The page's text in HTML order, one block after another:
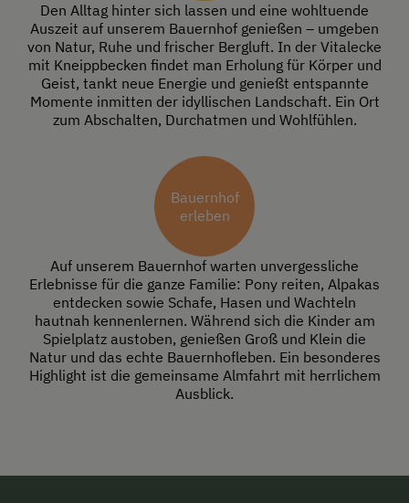
Den Alltag hinter sich lassen und eine wohltuende
Auszeit auf unserem Bauernhof genießen – umgeben
von Natur, Ruhe und frischer Bergluft. In der Vitalecke
mit Kneippbecken findet man Erholung für Körper und
Geist, tankt neue Energie und genießt entspannte
Momente inmitten der idyllischen Landschaft. Ein Ort
zum Abschalten, Durchatmen und Wohlfühlen.
Bauernhof
erleben
Auf unserem Bauernhof warten unvergessliche
Erlebnisse für die ganze Familie: Pony reiten, Alpakas
entdecken sowie Schafe, Hasen und Wachteln
hautnah kennenlernen. Während sich die Kinder am
Spielplatz austoben, genießen Groß und Klein die
Natur und das echte Bauernhofleben. Ein besonderes
Highlight ist die gemeinsame Almfahrt mit herrlichem
Ausblick.